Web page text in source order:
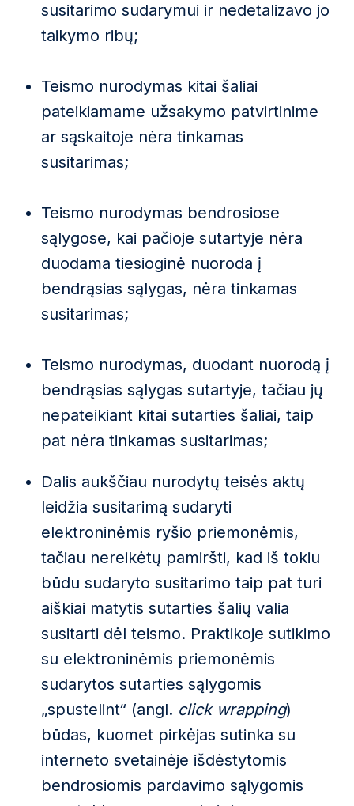
susitarimo sudarymui ir nedetalizavo jo
taikymo ribų;
Teismo nurodymas kitai šaliai
pateikiamame užsakymo patvirtinime
ar sąskaitoje nėra tinkamas
susitarimas;
Teismo nurodymas bendrosiose
sąlygose, kai pačioje sutartyje nėra
duodama tiesioginė nuoroda į
bendrąsias sąlygas, nėra tinkamas
susitarimas;
Teismo nurodymas, duodant nuorodą į
bendrąsias sąlygas sutartyje, tačiau jų
nepateikiant kitai sutarties šaliai, taip
pat nėra tinkamas susitarimas;
Dalis aukščiau nurodytų teisės aktų
leidžia susitarimą sudaryti
elektroninėmis ryšio priemonėmis,
tačiau nereikėtų pamiršti, kad iš tokiu
būdu sudaryto susitarimo taip pat turi
aiškiai matytis sutarties šalių valia
susitarti dėl teismo. Praktikoje sutikimo
su elektroninėmis priemonėmis
sudarytos sutarties sąlygomis
„spustelint“ (angl. click wrapping)
būdas, kuomet pirkėjas sutinka su
interneto svetainėje išdėstytomis
bendrosiomis pardavimo sąlygomis